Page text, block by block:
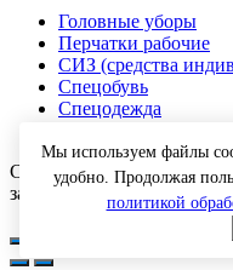
Головные уборы
Перчатки рабочие
СИЗ (средства
Спецобувь
Спецодежда
Copyright © 2026
защищены.
Мы используем файлы
удобно. Продолжая
политикой